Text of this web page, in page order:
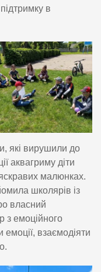
в
які вирушили до
аквагриму діти
малюнках.
школярів із
власний
з емоційного
емоції, взаємодіяти